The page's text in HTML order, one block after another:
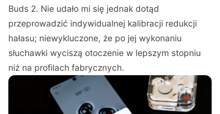
Buds 2. Nie udało mi się jednak dotąd
przeprowadzić indywidualnej kalibracji redukcji
hałasu; niewykluczone, że po jej wykonaniu
słuchawki wyciszą otoczenie w lepszym stopniu
niż na profilach fabrycznych.